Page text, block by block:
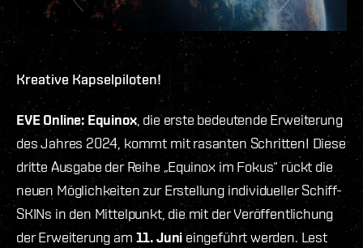
Kreative Kapselpiloten!
EVE Online: Equinox, die erste bedeutende Erweiterung
des Jahres 2024, kommt mit rasanten Schritten! Diese
dritte Ausgabe der Reihe „Equinox im Fokus“ rückt die
neuen Möglichkeiten zur Erstellung individueller Schiff-
SKINs in den Mittelpunkt, die mit der Veröffentlichung
der Erweiterung am 11. Junieingeführt werden. Lest